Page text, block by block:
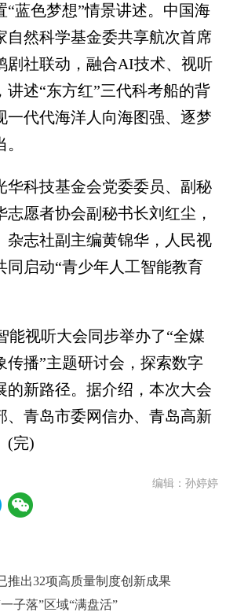
色梦想”情景讲述。中国海
自然科学基金委共享航次首席
剧社联动，融合AI技术、视听
讲述“东方红”三代科考船的背
一代代海洋人向海图强、逐梦
科技基金会党委委员、副秘
愿者协会副秘书长刘红尘，
杂志社副主编黄锦华，人民视
同启动“青少年人工智能教育
视听大会同步举办了“全媒
传播”主题研讨会，探索数字
的新路径。据介绍，本次大会
、青岛市委网信办、青岛高新
(完)
编辑：孙婷婷
推出32项高质量制度创新成果
子落”区域“满盘活”